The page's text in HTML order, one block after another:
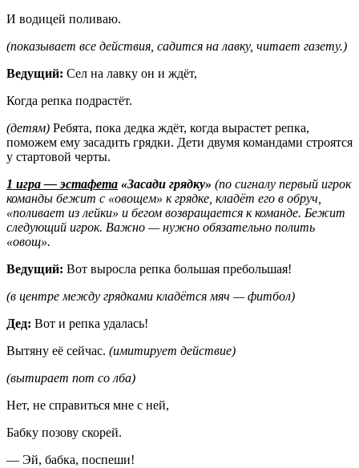
И водицей поливаю.
(показывает все действия, садится на лавку, читает газету.)
Ведущий: Сел на лавку он и ждёт,
Когда репка подрастёт.
(детям) Ребята, пока дедка ждёт, когда вырастет репка,
поможем ему засадить грядки. Дети двумя командами строятся
у стартовой черты.
1 игра — эстафета «Засади грядку» (по сигналу первый игрок
команды бежит с «овощем» к грядке, кладёт его в обруч,
«поливает из лейки» и бегом возвращается к команде. Бежит
следующий игрок. Важно — нужно обязательно полить
«овощ».
Ведущий: Вот выросла репка большая пребольшая!
(в центре между грядками кладётся мяч — фитбол)
Дед: Вот и репка удалась!
Вытяну её сейчас. (имитирует действие)
(вытирает пот со лба)
Нет, не справиться мне с ней,
Бабку позову скорей.
— Эй, бабка, поспеши!